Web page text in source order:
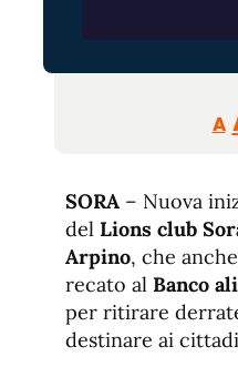
A
SORA – Nuova
del Lions club
Arpino, che
recato al Banco
per ritirare
destinare ai